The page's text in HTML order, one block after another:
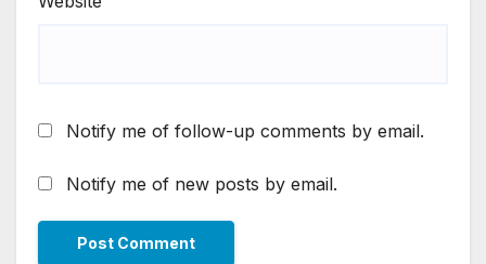
Notify me of follow-up comments by email.
Notify me of new posts by email.